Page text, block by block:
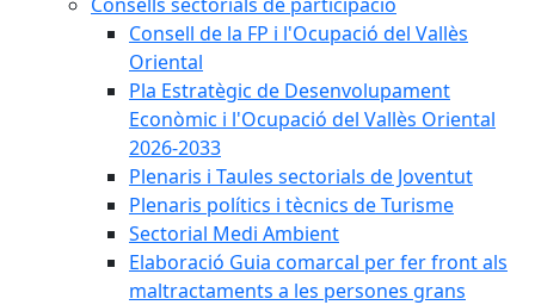
Consell de la FP i l'Ocupació del Vallès
Oriental
Pla Estratègic de Desenvolupament
Econòmic i l'Ocupació del Vallès Oriental
2026-2033
Plenaris i Taules sectorials de Joventut
Plenaris polítics i tècnics de Turisme
Sectorial Medi Ambient
Elaboració Guia comarcal per fer front als
maltractaments a les persones grans